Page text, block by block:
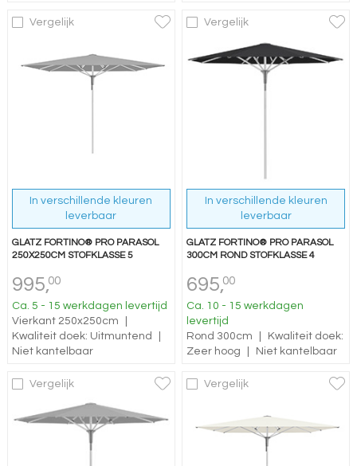
Vergelijk
In verschillende kleuren
leverbaar
GLATZ FORTINO® PRO PARASOL
250X250CM STOFKLASSE 5
995,00
Ca. 5 - 15 werkdagen levertijd
Vierkant 250x250cm
Kwaliteit doek: Uitmuntend
Niet kantelbaar
Vergelijk
In verschillende kleuren
leverbaar
GLATZ FORTINO® PRO PARASOL
300CM ROND STOFKLASSE 4
695,00
Ca. 10 - 15 werkdagen
levertijd
Rond 300cm
Kwaliteit doek:
Zeer hoog
Niet kantelbaar
Vergelijk Vergelijk